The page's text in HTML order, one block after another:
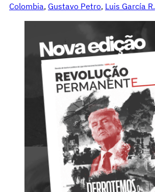
Colombia, Gustavo Petro, Luis García R.